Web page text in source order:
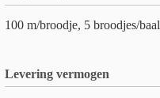
100 m/broodje, 5 broodjes/baal
Levering vermogen